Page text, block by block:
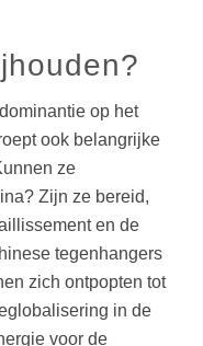
op het
ook belangrijke
ze
Zijn ze bereid,
en de
tegenhangers
zich ontpopten tot
in de
voor de